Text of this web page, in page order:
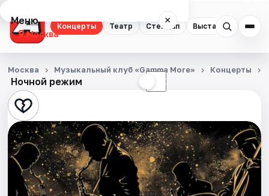
Концерты Театр Стендап Выставки
Меню ×
Москва
Концерты
Театр
Стендап
Выставки
Квесты
Ночной режим ☾
Москва Музыкальный клуб «Gamma More» Концерты